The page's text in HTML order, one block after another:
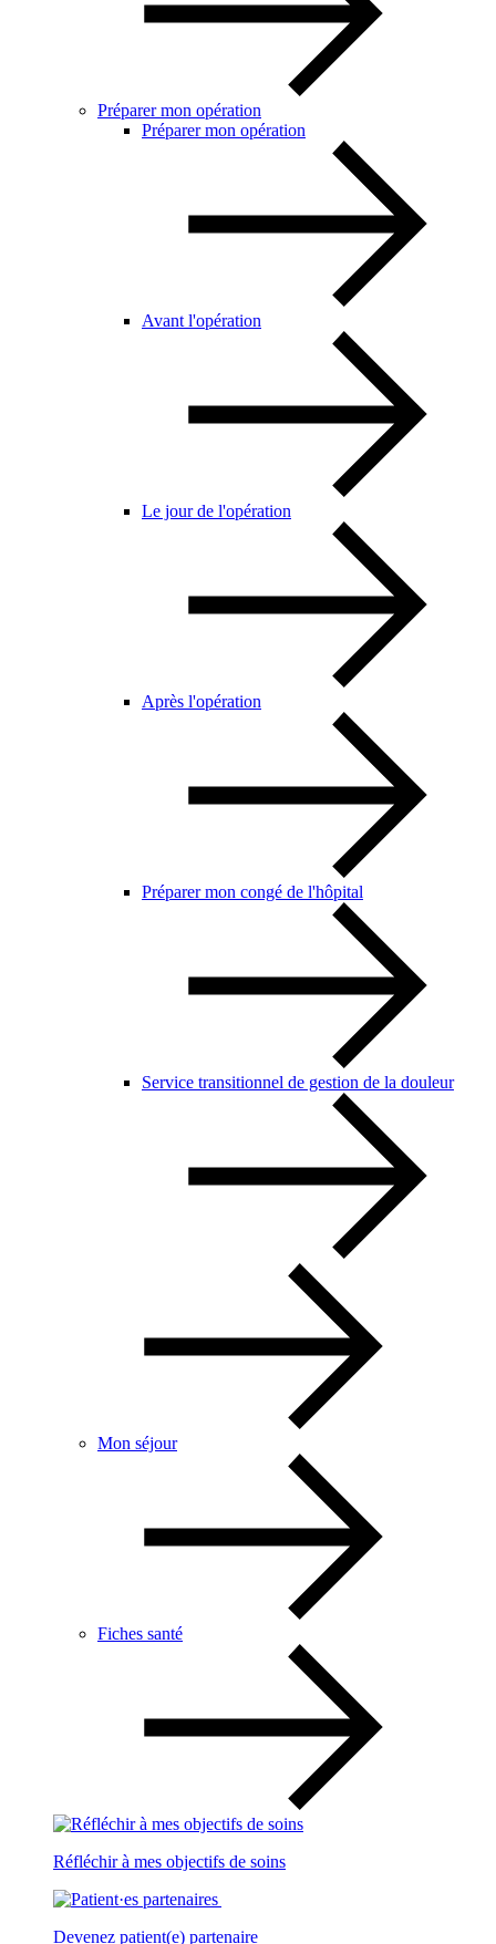
Préparer mon opération
Préparer mon opération
Avant l'opération
Le jour de l'opération
Après l'opération
Préparer mon congé de l'hôpital
Service transitionnel de gestion de la douleur
Mon séjour
Fiches santé
Réfléchir à mes objectifs de soins
Devenez patient(e) partenaire